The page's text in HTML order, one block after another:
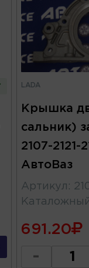
LADA
Крышка
сальник)
2107-2121-
АвтоВаз
Артикул :
691.20
-